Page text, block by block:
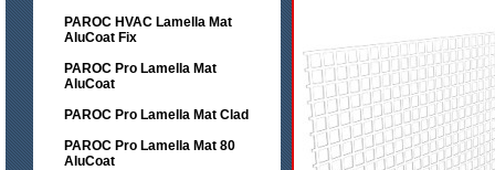
PAROC HVAC Lamella Mat
AluCoat Fix
PAROC Pro Lamella Mat
AluCoat
PAROC Pro Lamella Mat Clad
PAROC Pro Lamella Mat 80
AluCoat